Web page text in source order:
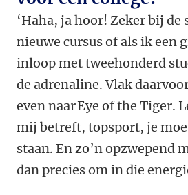
‘Haha, ja hoor! Zeker bij de
nieuwe cursus of als ik een
inloop met tweehonderd
de adrenaline. Vlak
even naar Eye of the Tiger.
mij betreft, topsport, je
staan. En zo’n opzwepend
dan precies om in die